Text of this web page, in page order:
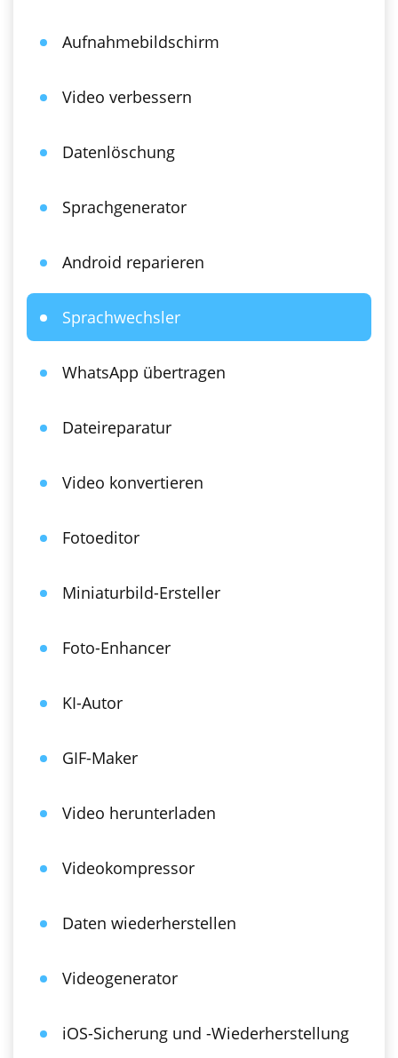
Aufnahmebildschirm
Video verbessern
Datenlöschung
Sprachgenerator
Android reparieren
Sprachwechsler
WhatsApp übertragen
Dateireparatur
Video konvertieren
Fotoeditor
Miniaturbild-Ersteller
Foto-Enhancer
KI-Autor
GIF-Maker
Video herunterladen
Videokompressor
Daten wiederherstellen
Videogenerator
iOS-Sicherung und -Wiederherstellung